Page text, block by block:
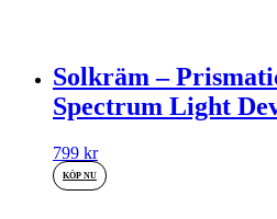
Solkräm –
Spectrum Light
799 kr
KÖP NU